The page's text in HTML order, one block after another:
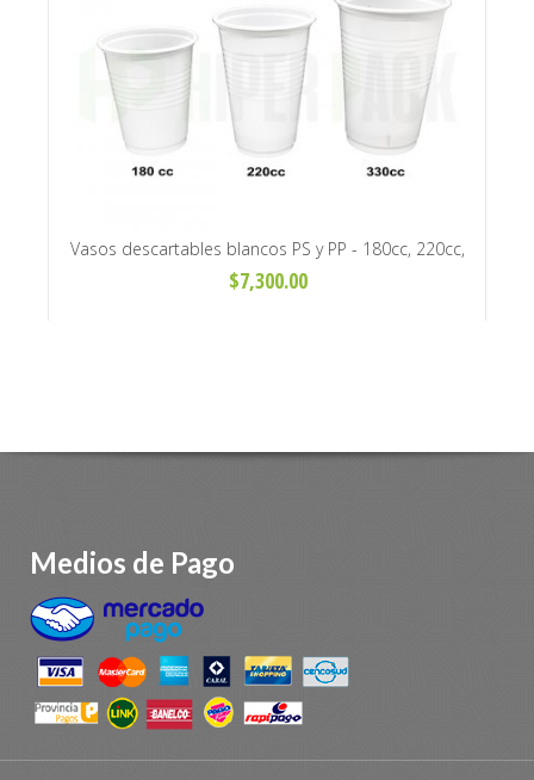
blancos PS y PP - 180cc, 220cc,
300cc y 330cc x100 unidades
Vasos térmicos
Medios de Pago